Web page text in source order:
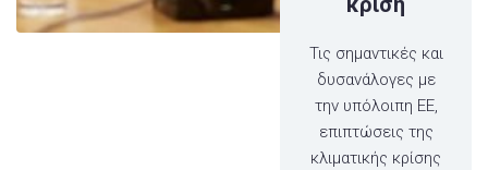
Τις σημαντικές και
δυσανάλογες με
την υπόλοιπη ΕΕ,
επιπτώσεις της
κλιματικής κρίσης